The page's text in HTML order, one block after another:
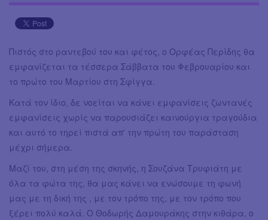
Πιστός στο ραντεβού του και φέτος, ο Ορφέας Περίδης θα
εμφανίζεται τα τέσσερα Σάββατα του Φεβρουαρίου και
το πρώτο του Μαρτίου στη Σφίγγα.
Κατά τον ίδιο, δε νοείται να κάνει εμφανίσεις ζωντανές
εμφανίσεις χωρίς να παρουσιάζει καινούργια τραγούδια
και αυτό το τηρεί πιστά απ' την πρώτη του παράσταση
μέχρι σήμερα.
Μαζί του, στη μέση της σκηνής, η Σουζάνα Τρυφιάτη με
όλα τα φώτα της, θα μας κάνει να ενώσουμε τη φωνή
μας με τη δική της , με τον τρόπο της, με τον τρόπο που
ξέρει πολύ καλά. Ο Θοδωρής Δαμουράκης στην κιθάρα, ο